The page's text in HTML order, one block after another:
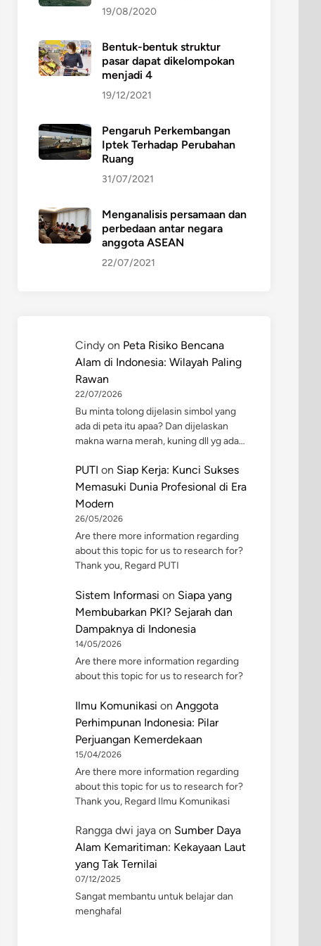
19/08/2020
Bentuk-bentuk struktur
pasar dapat dikelompokan
menjadi 4
19/12/2021
Pengaruh Perkembangan
Iptek Terhadap Perubahan
Ruang
31/07/2021
Menganalisis persamaan dan
perbedaan antar negara
anggota ASEAN
22/07/2021
Cindy on Peta Risiko Bencana
Alam di Indonesia: Wilayah Paling
Rawan
22/07/2026
Bu minta tolong dijelasin simbol yang
ada di peta itu apaa? Dan dijelaskan
makna warna merah, kuning dll yg ada…
PUTI on Siap Kerja: Kunci Sukses
Memasuki Dunia Profesional di Era
Modern
26/05/2026
Are there more information regarding
about this topic for us to research for?
Thank you, Regard PUTI
Sistem Informasi on Siapa yang
Membubarkan PKI? Sejarah dan
Dampaknya di Indonesia
14/05/2026
Are there more information regarding
about this topic for us to research for?
Ilmu Komunikasi on Anggota
Perhimpunan Indonesia: Pilar
Perjuangan Kemerdekaan
15/04/2026
Are there more information regarding
about this topic for us to research for?
Thank you, Regard Ilmu Komunikasi
Rangga dwi jaya on Sumber Daya
Alam Kemaritiman: Kekayaan Laut
yang Tak Ternilai
07/12/2025
Sangat membantu untuk belajar dan
menghafal